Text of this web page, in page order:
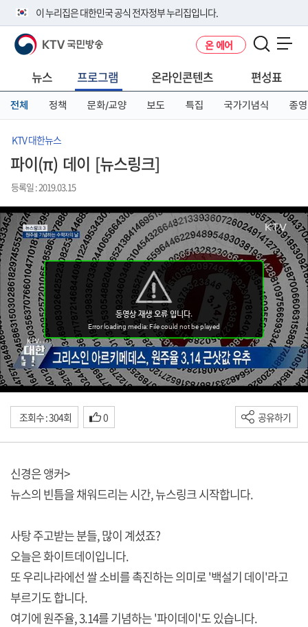
이 누리집은 대한민국 공식 전자정부 누리집입니다.
공식 누리집 주소 확인하기
니다.
이밖에 or.kr 또는 .kr등 다른 도메인 주소를 사용하고 있다면 아래 URL에
서 도메인 주소를 확인해 보세요
KTV 국민방송 온 에어
뉴스 프로그램 온라인콘텐츠 편성표
전체 정책 문화/교양 보도 특집 국가기념식 종영
KTV 대한뉴스
파이(π) 데이 [뉴스링크]
등록일 : 2019.03.15
조회수 : 304회 0 공유하기
신경은 앵커>
뉴스의 빈틈을 채워드리는 시간, 뉴스링크 시작합니다.
사탕 주고받는 분들, 많이 계셨죠?
오늘은 화이트데이입니다.
또 우리나라에선 쌀 소비를 촉진하는 의미로 '백설기 데이'라고
부르기도 합니다.
여기에 원주율, 3.14를 기념하는 '파이데이'도 있습니다.